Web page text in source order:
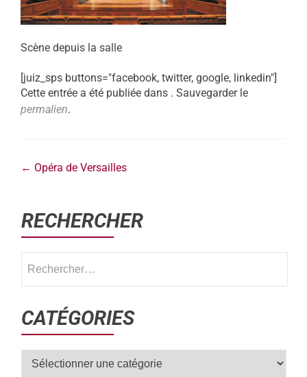
Scène depuis la salle
[juiz_sps buttons="facebook, twitter, google, linkedin"]
Cette entrée a été publiée dans . Sauvegarder le
permalien.
← Opéra de Versailles
RECHERCHER
CATÉGORIES